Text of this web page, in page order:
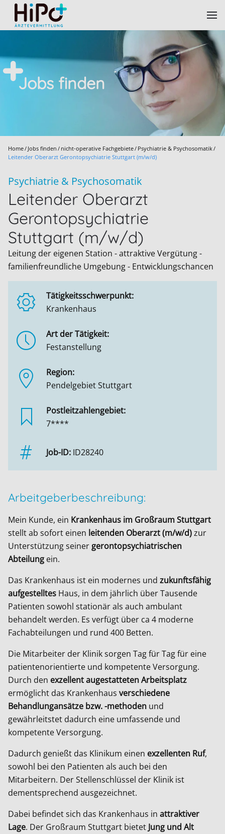
Skip to main content
Jobs finden
Home Jobs finden nicht-operative Fachgebiete Psychiatrie & Psychosomatik
Leitender Oberarzt Gerontopsychiatrie Stuttgart (m/w/d)
Psychiatrie & Psychosomatik
Leitender Oberarzt
Gerontopsychiatrie
Stuttgart (m/w/d)
Leitung der eigenen Station - attraktive Vergütung -
familienfreundliche Umgebung - Entwicklungschancen
Tätigkeitsschwerpunkt:
Krankenhaus
Art der Tätigkeit:
Festanstellung
Region:
Pendelgebiet Stuttgart
Postleitzahlengebiet:
7****
Job-ID: ID28240
Arbeitgeberbeschreibung:
Mein Kunde, ein Krankenhaus im Großraum Stuttgart
stellt ab sofort einen leitenden Oberarzt (m/w/d)zur
Unterstützung seiner gerontopsychiatrischen
Abteilung ein.
Das Krankenhaus ist ein modernes und zukunftsfähig
aufgestelltes Haus, in dem jährlich über Tausende
Patienten sowohl stationär als auch ambulant
behandelt werden. Es verfügt über ca 4 moderne
Fachabteilungen und rund 400 Betten.
Die Mitarbeiter der Klinik sorgen Tag für Tag für eine
patientenorientierte und kompetente Versorgung.
Durch den exzellent augestatteten Arbeitsplatz
ermöglicht das Krankenhaus verschiedene
Behandlungansätze bzw. -methoden und
gewährleitstet dadurch eine umfassende und
kompetente Versorgung.
Dadurch genießt das Klinikum einen exzellenten Ruf,
sowohl bei den Patienten als auch bei den
Mitarbeitern. Der Stellenschlüssel der Klinik ist
dementsprechend ausgezeichnet.
Dabei befindet sich das Krankenhaus in attraktiver
Lage. Der Großraum Stuttgart bietet Jung und Alt